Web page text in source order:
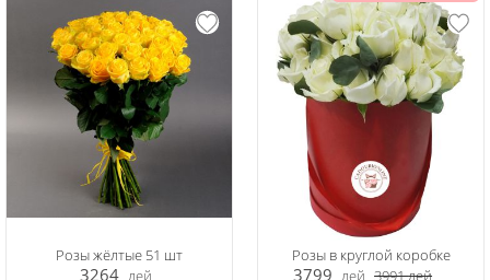
Розы жёлтые 51 шт
3264 лей
Розы в круглой коробке
3799 лей 3991лей